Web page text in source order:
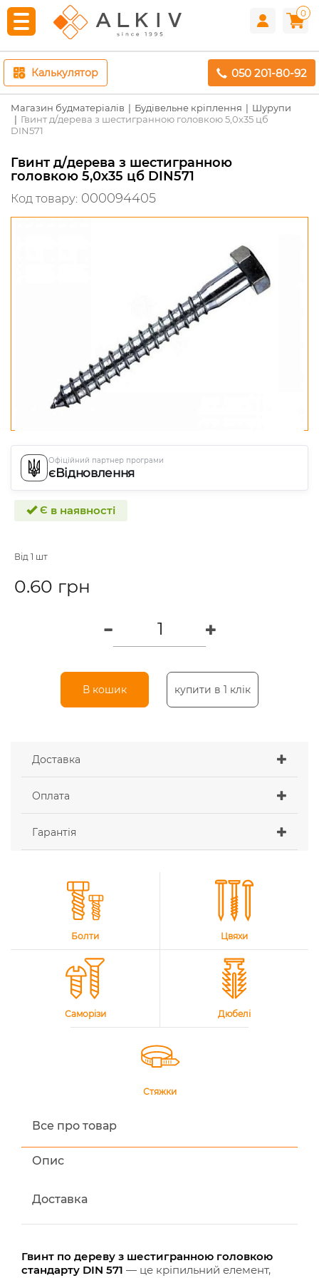
0
Калькулятор 050 201-80-92
Магазин будматеріалів Будівельне кріплення
Шурупи
Гвинт д/дерева з шестигранною головкою 5,0х35 цб
DIN571
Гвинт д/дерева з шестигранною
головкою 5,0х35 цб DIN571
Код товару: 000094405
Офіційний партнер програми
єВідновлення
Є в наявності
Від 1 шт
0.60 грн
В кошик купити в 1 клік
Доставка
Оплата
Гарантія
Болти Цвяхи
Саморізи Дюбелі
Стяжки
Все про товар
Опис
Доставка
Гвинт по дереву з шестигранною головкою
стандарту DIN 571 — це кріпильний елемент,